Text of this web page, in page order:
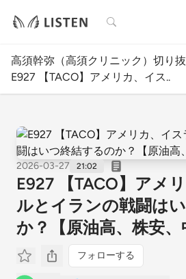
検索
高須幹弥（高須クリニック）切り
E927 【TACO】アメリカ、イス..
2026-03-27 21:02
E927 【TACO】アメ
ルとイランの戦闘は
か？【原油高、株安、
フォローする